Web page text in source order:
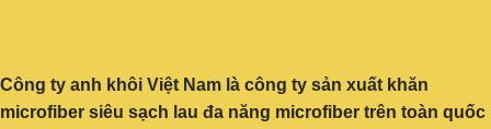
Công ty anh khôi Việt Nam là công ty sản xuất khăn
microfiber siêu sạch lau đa năng microfiber trên toàn quốc